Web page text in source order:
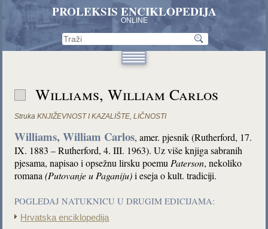
PROLEKSIS ENCIKLOPEDIJA
ONLINE
Williams, William Carlos
Struka KNJIŽEVNOST I KAZALIŠTE,LIČNOSTI
Williams, William Carlos, amer. pjesnik (Rutherford, 17.
IX. 1883 – Rutherford, 4. III. 1963). Uz više knjiga sabranih
pjesama, napisao i opsežnu lirsku poemu Paterson, nekoliko
romana(Putovanje u Paganiju)i eseja o kult. tradiciji.
POGLEDAJ NATUKNICU U DRUGIM EDICIJAMA:
Hrvatska enciklopedija